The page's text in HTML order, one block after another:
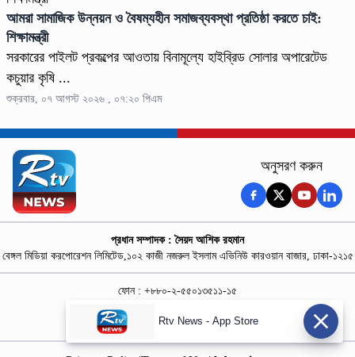
আমরা সামাজিক উন্নয়ন ও বৈষম্যহীন সমাজব্যবস্থা প্রতিষ্ঠা করতে চাই:
শিক্ষামন্ত্রী
সরকারের পাইলট প্রকল্পের আওতায় বিনামূল্যে হাইব্রিড সোলার অপারেটেড
কচুয়ার কৃষি ...
শুক্রবার, ০৭ আগস্ট ২০২৬ , ০৭:২০ পিএম
অনুসরণ করুন
প্রধান সম্পাদক : সৈয়দ আশিক রহমান
বেঙ্গল মিডিয়া করপোরেশন লিমিটেড,১০২ কাজী নজরুল ইসলাম এভিনিউ কারওয়ান বাজার, ঢাকা-১২১৫
ফোন : +৮৮০-২-৫৫০১৩৫১১-১৫
বিজ্ঞাপন :
rtvdigitalad@gmail.com
Rtv News - App Store